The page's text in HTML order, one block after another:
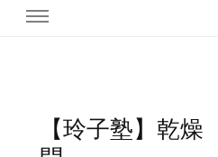
テ開設45年の実績を誇る本格エステだか
【玲子塾】乾